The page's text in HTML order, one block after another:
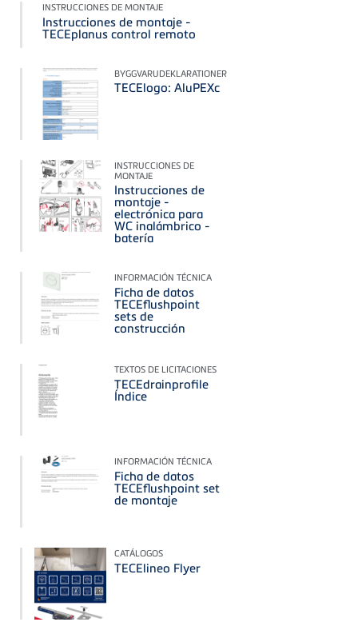
INSTRUCCIONES DE MONTAJE
Instrucciones de montaje -
TECEplanus control remoto
BYGGVARUDEKLARATIONER
TECElogo: AluPEXc
INSTRUCCIONES DE
MONTAJE
Instrucciones de
montaje -
electrónica para
WC inalámbrico -
batería
INFORMACIÓN TÉCNICA
Ficha de datos
TECEflushpoint
sets de
construcción
TEXTOS DE LICITACIONES
TECEdrainprofile
Índice
INFORMACIÓN TÉCNICA
Ficha de datos
TECEflushpoint set
de montaje
CATÁLOGOS
TECElineo Flyer